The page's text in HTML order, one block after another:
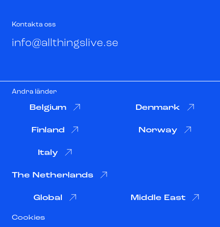
Kontakta oss
info@allthingslive.se
Andra länder
Belgium Denmark
Finland Norway
Italy
The Netherlands
Global Middle East
Cookies